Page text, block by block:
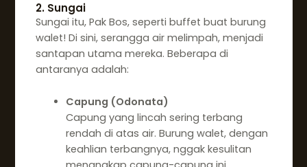
2. Sungai
Sungai itu, Pak Bos, seperti buffet buat burung
walet! Di sini, serangga air melimpah, menjadi
santapan utama mereka. Beberapa di
antaranya adalah:
Capung (Odonata)
Capung yang lincah sering terbang
rendah di atas air. Burung walet, dengan
keahlian terbangnya, nggak kesulitan